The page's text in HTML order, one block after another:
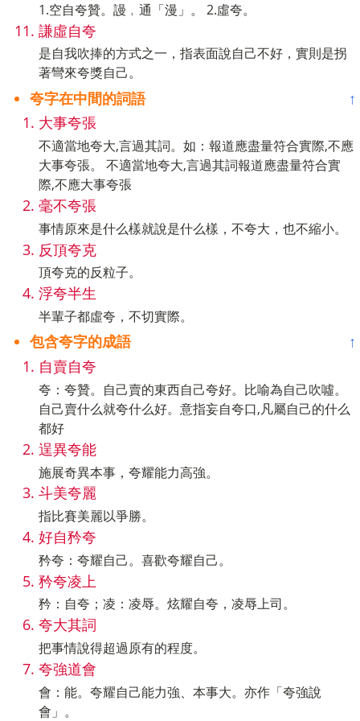
1.空自夸贊。謾﹐通「漫」。 2.虛夸。
謙虛自夸
是自我吹捧的方式之一，指表面說自己不好，實則是拐
著彎來夸獎自己。
夸字在中間的詞語
↑
大事夸張
不適當地夸大,言過其詞。如：報道應盡量符合實際,不應
大事夸張。 不適當地夸大,言過其詞報道應盡量符合實
際,不應大事夸張
毫不夸張
事情原來是什么樣就說是什么樣，不夸大，也不縮小。
反頂夸克
頂夸克的反粒子。
浮夸半生
半輩子都虛夸，不切實際。
包含夸字的成語
↑
自賣自夸
夸：夸贊。自己賣的東西自己夸好。比喻為自己吹噓。
自己賣什么就夸什么好。意指妄自夸口,凡屬自己的什么
都好
逞異夸能
施展奇異本事，夸耀能力高強。
斗美夸麗
指比賽美麗以爭勝。
好自矜夸
矜夸：夸耀自己。喜歡夸耀自己。
矜夸凌上
矜：自夸；凌：凌辱。炫耀自夸，凌辱上司。
夸大其詞
把事情說得超過原有的程度。
夸強道會
會：能。夸耀自己能力強、本事大。亦作「夸強說
會」。